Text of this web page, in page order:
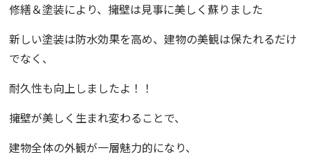
修繕＆塗装により、擁壁は見事に美しく蘇りました
新しい塗装は防水効果を高め、建物の美観は保たれるだけ
でなく、
耐久性も向上しましたよ！！
擁壁が美しく生まれ変わることで、
建物全体の外観が一層魅力的になり、